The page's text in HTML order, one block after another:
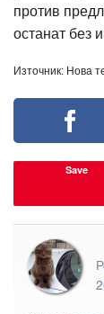
против
останат без
Източник: Нова
Save